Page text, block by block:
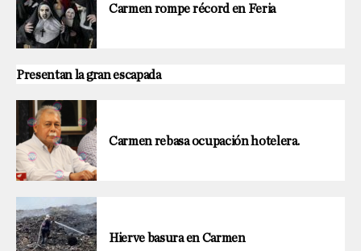
Carmen rompe récord en Feria
Presentan la gran escapada
Carmen rebasa ocupación hotelera.
Hierve basura en Carmen